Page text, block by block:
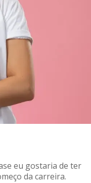
eu gostaria de ter
da carreira.